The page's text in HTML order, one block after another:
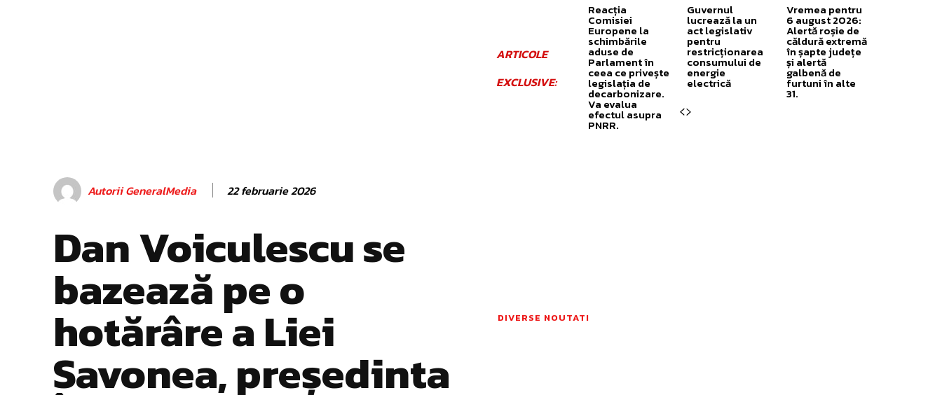
ARTICOLE
EXCLUSIVE:
Reacția
Comisiei
Europene la
schimbările
aduse de
Parlament în
ceea ce privește
legislația de
decarbonizare.
Va evalua
efectul asupra
PNRR.
Guvernul
lucrează la un
act legislativ
pentru
restricționarea
consumului de
energie
electrică
Vremea pentru
6 august 2026:
Alertă roșie de
căldură extremă
în șapte județe
și alertă
galbenă de
furtuni în alte
31.
Autorii GeneralMedia 22 februarie 2026
Dan Voiculescu se
bazează pe o
hotărâre a Liei
Savonea, președinta
DIVERSE NOUTATI